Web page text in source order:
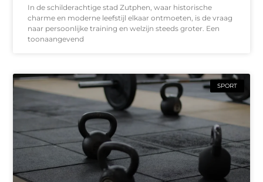
In de schilderachtige stad Zutphen, waar historische
charme en moderne leefstijl elkaar ontmoeten, is de vraag
naar persoonlijke training en welzijn steeds groter. Een
toonaangevend
SPORT